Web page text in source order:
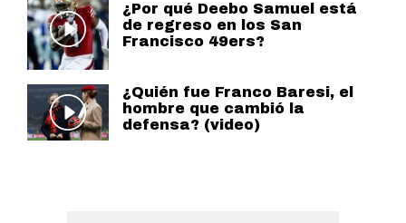
¿Por qué Deebo Samuel está
de regreso en los San
Francisco 49ers?
¿Quién fue Franco Baresi, el
hombre que cambió la
defensa? (video)